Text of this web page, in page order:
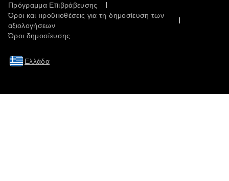
Πρόγραμμα Επιβράβευσης
Όροι και προϋποθέσεις για τη δημοσίευση των
αξιολογήσεων
Όροι δημοσίευσης
Ελλάδα